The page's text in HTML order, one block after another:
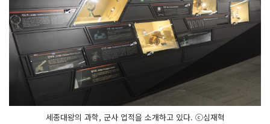
세종대왕의 과학, 군사 업적을 소개하고 있다. ⓒ심재혁